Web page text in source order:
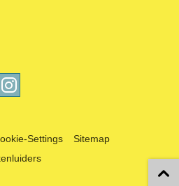
Settings
Sitemap